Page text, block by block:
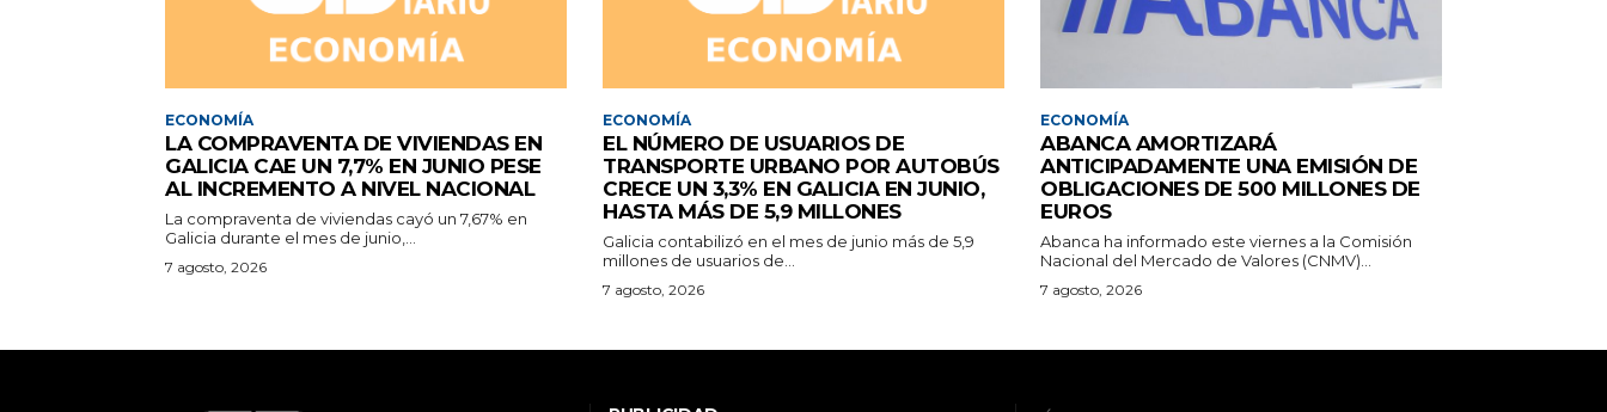
ECONOMÍA
LA COMPRAVENTA DE VIVIENDAS EN
GALICIA CAE UN 7,7% EN JUNIO PESE
AL INCREMENTO A NIVEL NACIONAL
La compraventa de viviendas cayó un 7,67% en
Galicia durante el mes de junio,...
7 agosto, 2026
ECONOMÍA
EL NÚMERO DE USUARIOS DE
TRANSPORTE URBANO POR AUTOBÚS
CRECE UN 3,3% EN GALICIA EN JUNIO,
HASTA MÁS DE 5,9 MILLONES
Galicia contabilizó en el mes de junio más de 5,9
millones de usuarios de...
7 agosto, 2026
ECONOMÍA
ABANCA AMORTIZARÁ
ANTICIPADAMENTE UNA EMISIÓN DE
OBLIGACIONES DE 500 MILLONES DE
EUROS
Abanca ha informado este viernes a la Comisión
Nacional del Mercado de Valores (CNMV)...
7 agosto, 2026